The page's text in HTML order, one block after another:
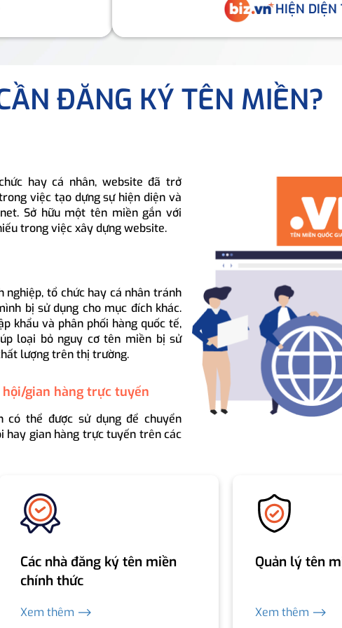
HIỆN DIỆN
ĐĂNG KÝ TÊN MIỀN?
hay cá nhân, website đã trở
việc tạo dựng sự hiện diện và
Sở hữu một tên miền gắn với
trong việc xây dựng website.
tổ chức hay cá nhân tránh
bị sử dụng cho mục đích khác.
khẩu và phân phối hàng quốc tế,
loại bỏ nguy cơ tên miền bị sử
lượng trên thị trường.
gian hàng trực tuyến
có thể được sử dụng để chuyển
hay gian hàng trực tuyến trên các
Các nhà đăng ký tên miền
chính thức
Xem thêm ⟶
Quản lý tên
Xem thêm ⟶